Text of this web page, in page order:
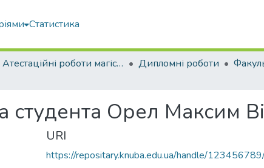
Статистика
Атестаційні роботи магістрів Дипломні роботи
студента Орел Максим
URI
https://repositary.knuba.edu.ua/handle/